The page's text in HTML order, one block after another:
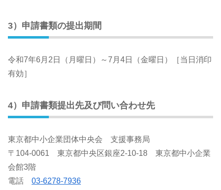
3）申請書類の提出期間
令和7年6月2日（月曜日）～7月4日（金曜日）［当日消印
有効］
4）申請書類提出先及び問い合わせ先
東京都中小企業団体中央会 支援事務局
〒104-0061 東京都中央区銀座2-10-18 東京都中小企業
会館3階
電話 03-6278-7936